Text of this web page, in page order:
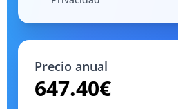
Precio anual
647.40€